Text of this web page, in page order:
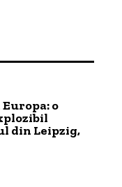
o
din Leipzig,